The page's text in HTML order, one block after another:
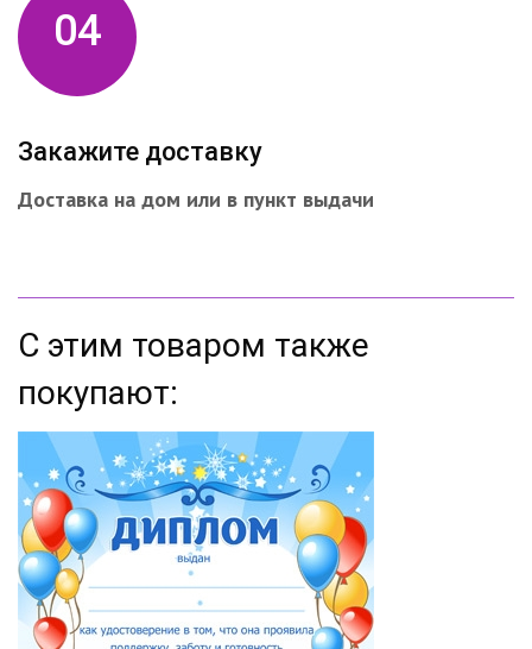
04
Закажите доставку
Доставка на дом или в пункт выдачи
С этим товаром также
покупают: